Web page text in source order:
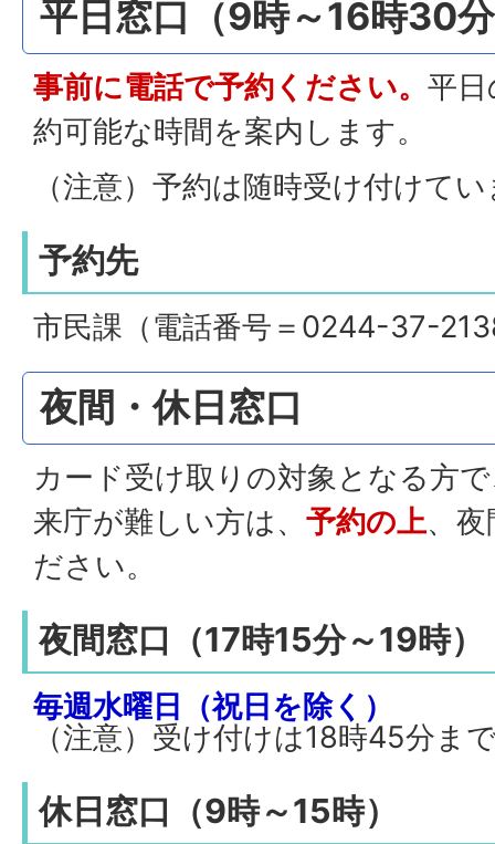
平日窓口（9時～16時30
事前に電話で予約ください。 平
約可能な時間を案内します。
（注意）予約は随時受け付けて
予約先
市民課（電話番号＝0244-37-
夜間・休日窓口
カード受け取りの対象となる方
来庁が難しい方は、 予約の上、
ださい。
夜間窓口（17時15分～19時）
毎週水曜日（祝日を除く）
（注意）受け付けは18時45分ま
休日窓口（9時～15時）